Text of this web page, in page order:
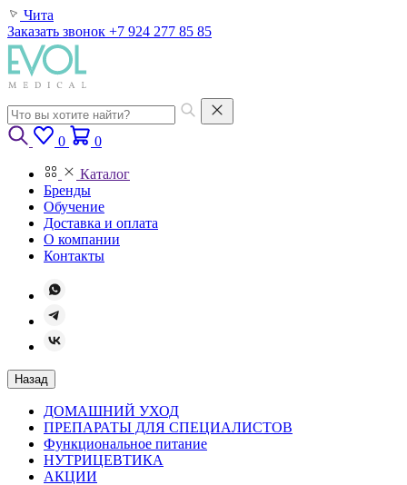
Чита
Заказать звонок +7 924 277 85 85
0 0
Каталог
Бренды
Обучение
Доставка и оплата
О компании
Контакты
Назад
ДОМАШНИЙ УХОД
ПРЕПАРАТЫ ДЛЯ СПЕЦИАЛИСТОВ
Функциональное питание
НУТРИЦЕВТИКА
АКЦИИ